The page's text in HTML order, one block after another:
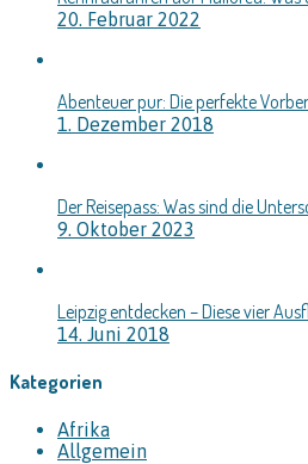
20. Februar 2022
Abenteuer pur: Die perfekte
1. Dezember 2018
Der Reisepass: Was sind die
9. Oktober 2023
Leipzig entdecken – Diese vier
14. Juni 2018
Kategorien
Afrika
Allgemein